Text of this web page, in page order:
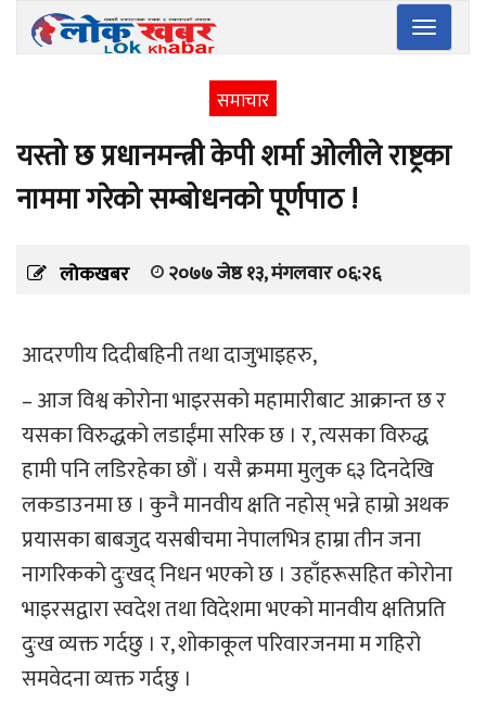
Toggle
समाचार
यस्तो छ प्रधानमन्त्री केपी शर्मा ओलीले राष्ट्रका
नाममा गरेको सम्बोधनको पूर्णपाठ !
लोकखबर २०७७ जेष्ठ १३, मंगलवार ०६:२६
आदरणीय दिदीबहिनी तथा दाजुभाइहरु,
– आज विश्व कोरोना भाइरसको महामारीबाट आक्रान्त छ र
यसका विरुद्धको लडाईंमा सरिक छ । र, त्यसका विरुद्ध
हामी पनि लडिरहेका छौं । यसै क्रममा मुलुक ६३ दिनदेखि
लकडाउनमा छ । कुनै मानवीय क्षति नहोस् भन्ने हाम्रो अथक
प्रयासका बाबजुद यसबीचमा नेपालभित्र हाम्रा तीन जना
नागरिकको दुःखद् निधन भएको छ । उहाँहरूसहित कोरोना
भाइरसद्वारा स्वदेश तथा विदेशमा भएको मानवीय क्षतिप्रति
दुःख व्यक्त गर्दछु । र, शोकाकूल परिवारजनमा म गहिरो
समवेदना व्यक्त गर्दछु ।